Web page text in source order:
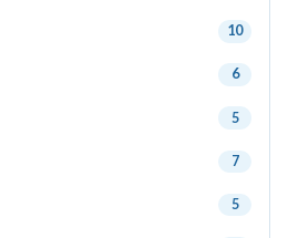
10
6
5
7
5